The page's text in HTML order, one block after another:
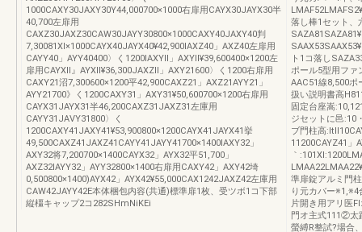
1000CAXY30JAXY30Y44,000700×1000右扉用CAYX30JAYX30半
40,700左扉用
CAXZ30JAXZ30CAW30JAYY30800×1000CAXY40JAXY40判
7,30081Xl×1000CAYX40JAYX40¥42,900IAXZ40」AXZ40左扉用
CAYY40」AYY40400〉く1200IAXYll」AXYll¥39,600400×1200左
扉用CAYXll』AYXll¥36,300JAXZll」AXY21600〉く1200右扉用
CAXY21沼7,300600×1200平42,900CAXZ21」AXZ21AYY21」
AYY21700》く1200CAXY31」AXY31¥50,600700×1200右扉用
CAYX31JAYX31半46,200CAXZ31JAXZ31左庫用
CAYY31JAVY31800〉く
1200CAXY41JAXY41¥53,900800×1200CAYX41JAYX41挙
49,500CAXZ41JAXZ41CAYY41JAYY41700×1400IAXY32」
AXY32将7,200700×1400CAYX32」AYX32平51,700」
AXZ32IAYY32」AYY32800×1400右扉用CAXY42」AXY42埼
0,500800×1400)AYX42」AYX42¥55,000CAX1242JAXZ42左庫用
CAW42JAYY42E本体梱包内容(共通)標準扉1枚、受ツボ1コ下部
縦橿キャップ2コ282SHmNiKEi
落し棒1セット、
ト1コ落し
ポール5型用ファ
AAC51線8,500ポ
扱い説明書高
固定台座嵩
ジセットに邑:10
ブ門柱高
11200CAYZ41」
｀
準扉錠アルミ門
り元カバー※1,※4
片開き用アリ医
門オ主式111②太
螢縛R整試?場合